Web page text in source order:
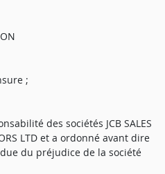
;
des sociétés JCB SALES
LTD et a ordonné avant dire
du préjudice de la société